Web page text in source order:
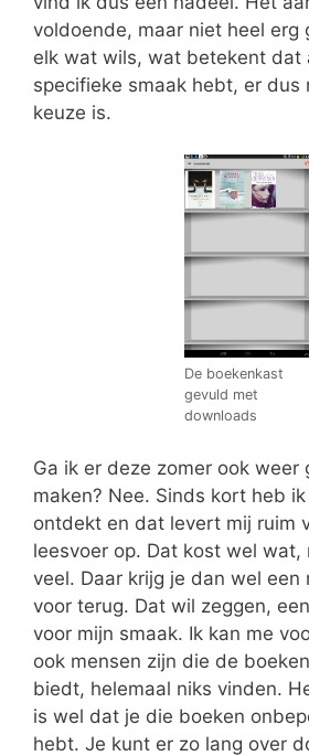
voldoende, maar niet heel erg
elk wat wils, wat betekent dat
specifieke smaak hebt, er dus
keuze is.
De boekenkast
gevuld met
downloads
Ga ik er deze zomer ook weer
maken? Nee. Sinds kort heb ik
ontdekt en dat levert mij ruim
leesvoer op. Dat kost wel wat,
veel. Daar krijg je dan wel een
voor terug. Dat wil zeggen,
voor mijn smaak. Ik kan me
ook mensen zijn die de
biedt, helemaal niks vinden.
is wel dat je die boeken
hebt. Je kunt er zo lang over